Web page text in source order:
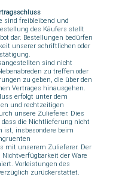
sind freibleibend und
des Käufers stellt
dar. Bestellungen bedürfen
unserer schriftlichen oder
sind nicht
zu treffen oder
zu geben, die über den
Vertrages hinausgehen.
erfolgt unter dem
und rechtzeitigen
unsere Zulieferer. Dies
die Nichtlieferung nicht
ist, insbesondere beim
mit unserem Zulieferer. Der
der Ware
Vorleistungen des
zurückerstattet.